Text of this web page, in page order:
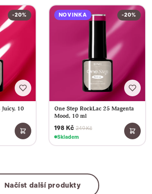
-20%
Juicy, 10
-20%
NOVINKA
One Step RockLac 25 Magenta
Mood, 10 ml
198 Kč 249 Kč
Skladem
Načíst další produkty